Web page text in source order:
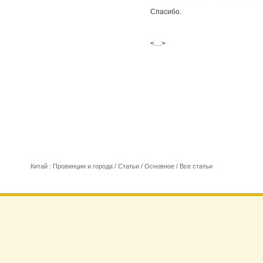
Спасибо.
<…>
Китай : Провинции и города / Статьи / Основное / Все статьи